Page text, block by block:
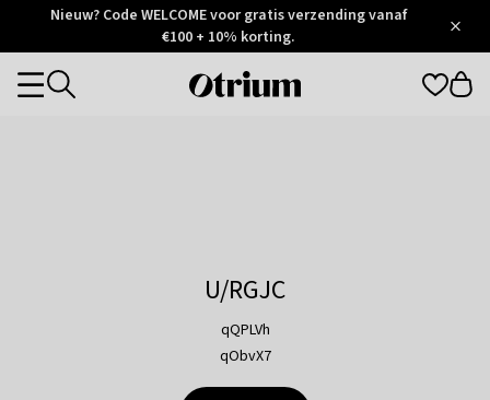
Otrium
Trustpilot
Nieuw? Code WELCOME voor gratis verzending vanaf
€100 + 10% korting.
Otrium
Categories
U/RGJC
qQPLVh
qObvX7